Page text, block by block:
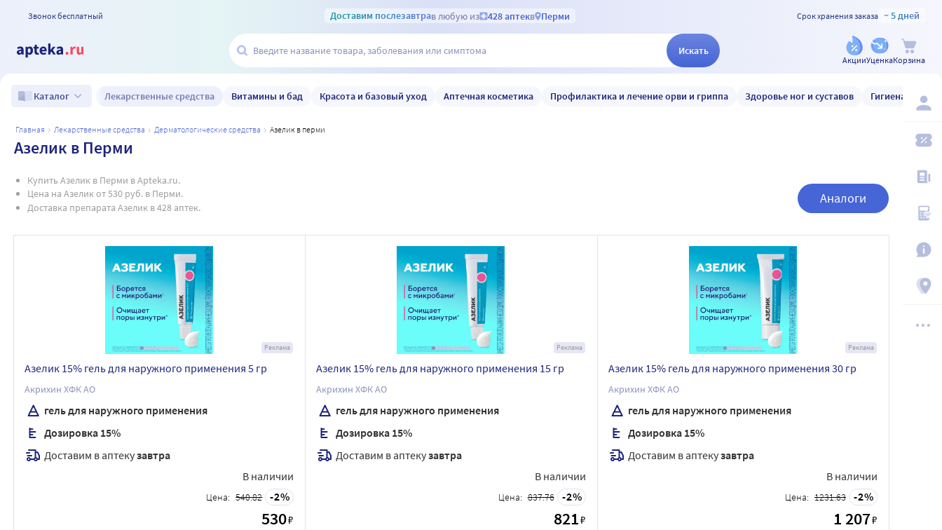
Звонок бесплатный Доставим послезавтрав любую из 428 аптекв Перми Срок хранения заказа ~ 5 дней
Искать
АкцииУценкаКорзина
Каталог Лекарственные средства Витамины и бад Красота и базовый уход Аптечная косметика Профилактика и лечение орви и гриппа Здоровье ног и суставов Гигиена и уход
главная лекарственные средства дерматологические средства азелик в перми
Азелик в Перми
Купить Азелик в Перми в Apteka.ru.
Цена на Азелик от 530 руб. в Перми.
Доставка препарата Азелик в 428 аптек.
Аналоги
Реклама
Азелик 15% гель для наружного применения 5 гр
Акрихин ХФК АО
гель для наружного применения
Дозировка 15%
Доставим в аптекузавтра
В наличии
Цена: 540.82 2
530₽
Реклама
Азелик 15% гель для наружного применения 15 гр
Акрихин ХФК АО
гель для наружного применения
Дозировка 15%
Доставим в аптекузавтра
В наличии
Цена: 837.76 2
821₽
Реклама
Азелик 15% гель для наружного применения 30 гр
Акрихин ХФК АО
гель для наружного применения
Дозировка 15%
Доставим в аптекузавтра
В наличии
Цена: 1231.63 2
1 207₽